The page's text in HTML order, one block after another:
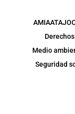
AMIAATAJO
Medio
Seguridad